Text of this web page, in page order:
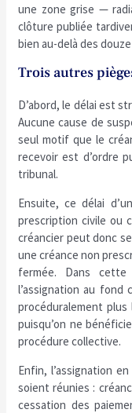
une zone grise —
clôture publiée
bien au-delà des
Trois autres
D’abord, le délai est
Aucune cause de
seul motif que le
recevoir est d’ordre
tribunal.
Ensuite, ce délai
prescription civile ou
créancier peut donc
une créance non
fermée. Dans
l’assignation au
procéduralement
puisqu’on ne
procédure collective.
Enfin, l’assignation
soient réunies :
cessation des